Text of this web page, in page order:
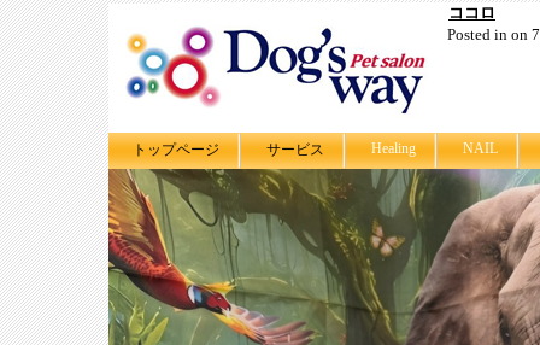
トップページ サービス Healing NAIL
ココロ
Posted in on